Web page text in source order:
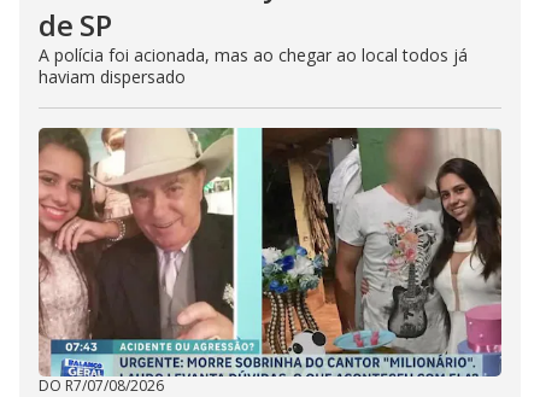
de SP
A polícia foi acionada, mas ao chegar ao local todos já
haviam dispersado
DO R7/07/08/2026